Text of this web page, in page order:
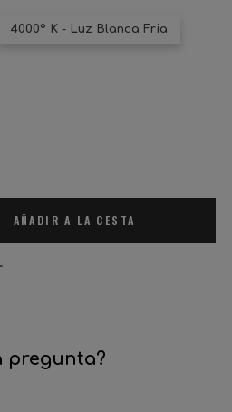
4000º K - Luz Blanca Fría
AÑADIR A LA CESTA
pregunta?